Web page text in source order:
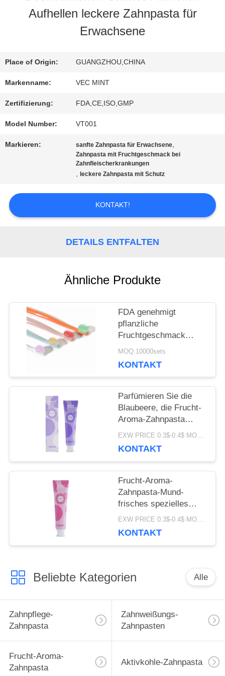
AUSFLUG
QUALITÄTSKONTROLLE
VERBINDUNG
FORDERN
ZITAT
SEITENVERZEICHNIS
DATENSCHUTZ-
BESTIMMUNGEN
Aufhellen leckere Zahnpasta für
Erwachsene
Place of Origin: GUANGZHOU,CHINA
Markenname: VEC MINT
Zertifizierung: FDA,CE,ISO,GMP
Model Number: VT001
Markieren: sanfte Zahnpasta für Erwachsene,
Zahnpasta mit Fruchtgeschmack bei
Zahnfleischerkrankungen
, leckere Zahnpasta mit Schutz
KONTAKT!
DETAILS ENTFALTEN
Ähnliche Produkte
FDA genehmigt
pflanzliche
Fruchtgeschmack
Zahnbleiche Zahnpasta
MOQ:10000sets
KONTAKT
Parfümieren Sie die
Blaubeere, die Frucht-
Aroma-Zahnpasta
Freshing-Atem 100G EXW PRICE 0.3$-0.4$ MOQ:500pcs-30000pcs
KONTAKT
Frucht-Aroma-
Zahnpasta-Mund-
frisches spezielles
Parfüm ODM der
EXW PRICE 0.3$-0.4$ MOQ:500pcs-30000pcs
KONTAKT
Beliebte Kategorien Alle
Zahnpflege-
Zahnpasta
Zahnweißungs-
Zahnpasten
Frucht-Aroma-
Zahnpasta
Aktivkohle-Zahnpasta